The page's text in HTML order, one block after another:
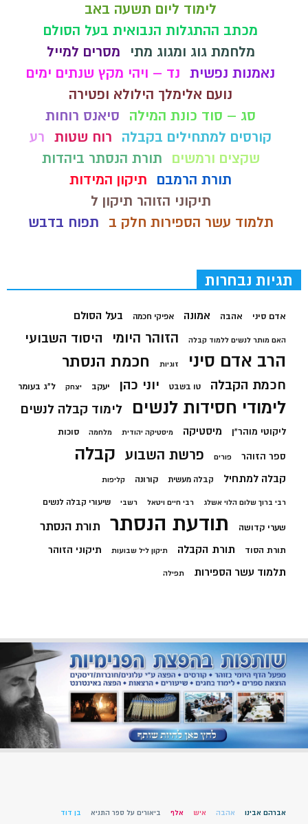
לימוד ליום תשעה באב
מכתב ההתגלות הנבואית בעל הסולם
מלחמת גוג ומגוג מתי
מסרים למייל
נאמנות נפשית נד – ויהי מקץ שנתים ימים
נועם אלימלך הילולא ופטירה
סג – סוד כונת המילה
סיאנס רוחות
קורסים למתחילים בקבלה
רוח שטות רע
שקצים ורמשים
תורת הנסתר ביהדות
תורת הרמבם
תיקון המידות
תיקוני הזוהר תיקון ל
תלמוד עשר הספירות חלק ב
תפוח בדבש
תגיות נבחרות
אדם סיני אהבה אמונה אפיקי חכמה בעל הסולם
האם מותר לנשים ללמוד קבלה הזוהר היומי היסוד השבועי
הרב אדם סיני זוגיות חכמת הנסתר
חכמת הקבלה טו בשבט יוני כהן יעקב יצחק ל"ג בעומר
לימודי חסידות לנשים לימוד קבלה לנשים
ליקוטי מוהר"ן מיסטיקה מיסטיקה יהודית מלחמה סוכות
ספר הזוהר פורים פרשת השבוע קבלה
קבלה למתחיל קבלה מעשית קורונה קליפות
רבי ברוך שלום הלוי אשלג רבי חיים ויטאל רשבי שיעורי קבלה לנשים
שערי קדושה תודעת הנסתר תורת הנסתר
תורת הסוד תורת הקבלה תיקון ליל שבועות תיקוני הזוהר
תלמוד עשר הספירות תפילה
אברהם אבינו אהבה איש אלף ביאורים על ספר התניא בן דוד